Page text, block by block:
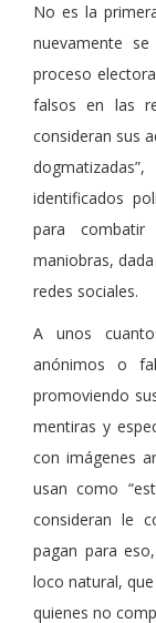
No es la
nuevamente
proceso
falsos en las
consideran sus
identificados
para
maniobras,
redes sociales.
A unos
anónimos o
promoviendo
mentiras y
con imágenes
usan como
consideran le
pagan para
loco natural,
quienes no